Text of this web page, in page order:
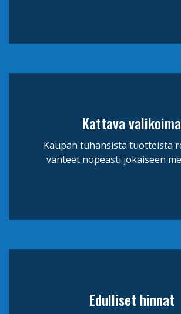
Kattava valikoima
Kaupan tuhansista tuotteista
vanteet nopeasti jokaiseen
Edulliset hinnat